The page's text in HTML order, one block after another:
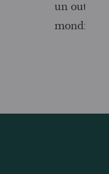
un outil
mondiale